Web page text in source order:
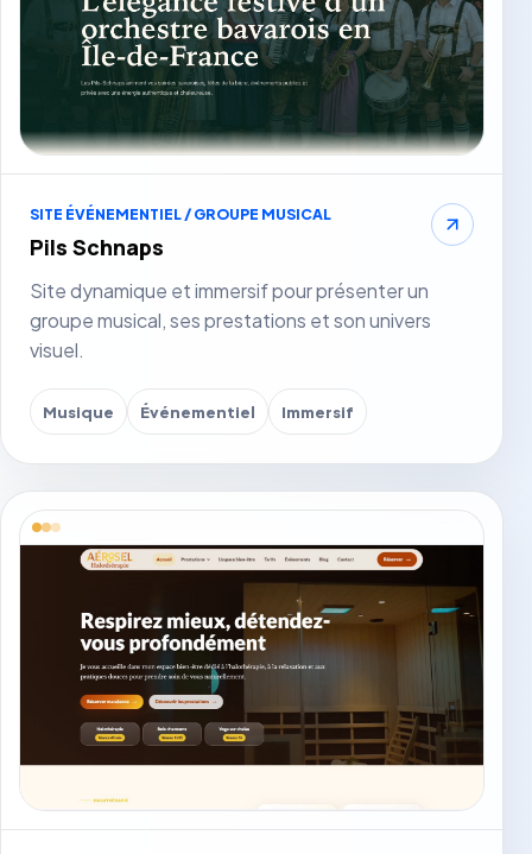
SITE ÉVÉNEMENTIEL / GROUPE MUSICAL
Pils Schnaps
Site dynamique et immersif pour présenter un
groupe musical, ses prestations et son univers
visuel.
Musique Événementiel Immersif
Voir le site